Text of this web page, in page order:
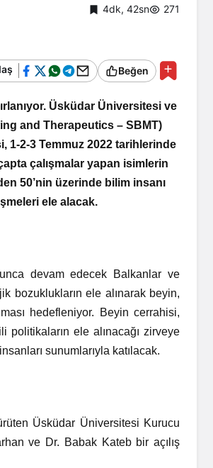
4dk, 42sn 271
Beğen
Üsküdar Üniversitesi ve
and Therapeutics – SBMT)
1-2-3 Temmuz 2022 tarihlerinde
çalışmalar yapan isimlerin
50’nin üzerinde bilim insanı
ele alacak.
devam edecek Balkanlar ve
bozuklukların ele alınarak beyin,
hedefleniyor. Beyin cerrahisi,
ele alınacağı zirveye
sunumlarıyla katılacak.
Üsküdar Üniversitesi Kurucu
ve Dr. Babak Kateb bir açılış
Genel
Bir Erkek Bir Kadına Ne
Zaman Bağlanır?